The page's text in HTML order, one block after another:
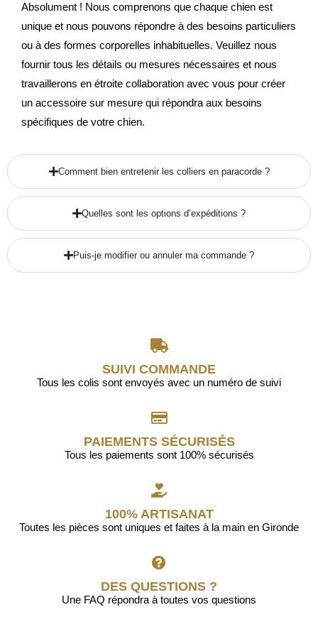
Absolument ! Nous comprenons que chaque chien est
unique et nous pouvons répondre à des besoins particuliers
ou à des formes corporelles inhabituelles. Veuillez nous
fournir tous les détails ou mesures nécessaires et nous
travaillerons en étroite collaboration avec vous pour créer
un accessoire sur mesure qui répondra aux besoins
spécifiques de votre chien.
Comment bien entretenir les colliers en paracorde ?
Quelles sont les options d’expéditions ?
Puis-je modifier ou annuler ma commande ?
SUIVI COMMANDE
Tous les colis sont envoyés avec un numéro de suivi
PAIEMENTS SÉCURISÉS
Tous les paiements sont 100% sécurisés
100% ARTISANAT
Toutes les pièces sont uniques et faites à la main en Gironde
DES QUESTIONS ?
Une FAQ répondra à toutes vos questions